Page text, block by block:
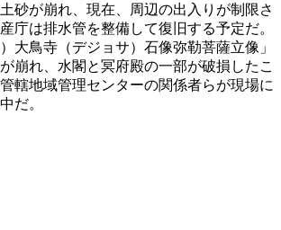
砂が崩れ、現在、周辺の出入りが制限さ
庁は排水管を整備して復旧する予定だ。
大鳥寺（デジョサ）石像弥勒菩薩立像」
崩れ、水閣と冥府殿の一部が破損したこ
轄地域管理センターの関係者らが現場に
だ。